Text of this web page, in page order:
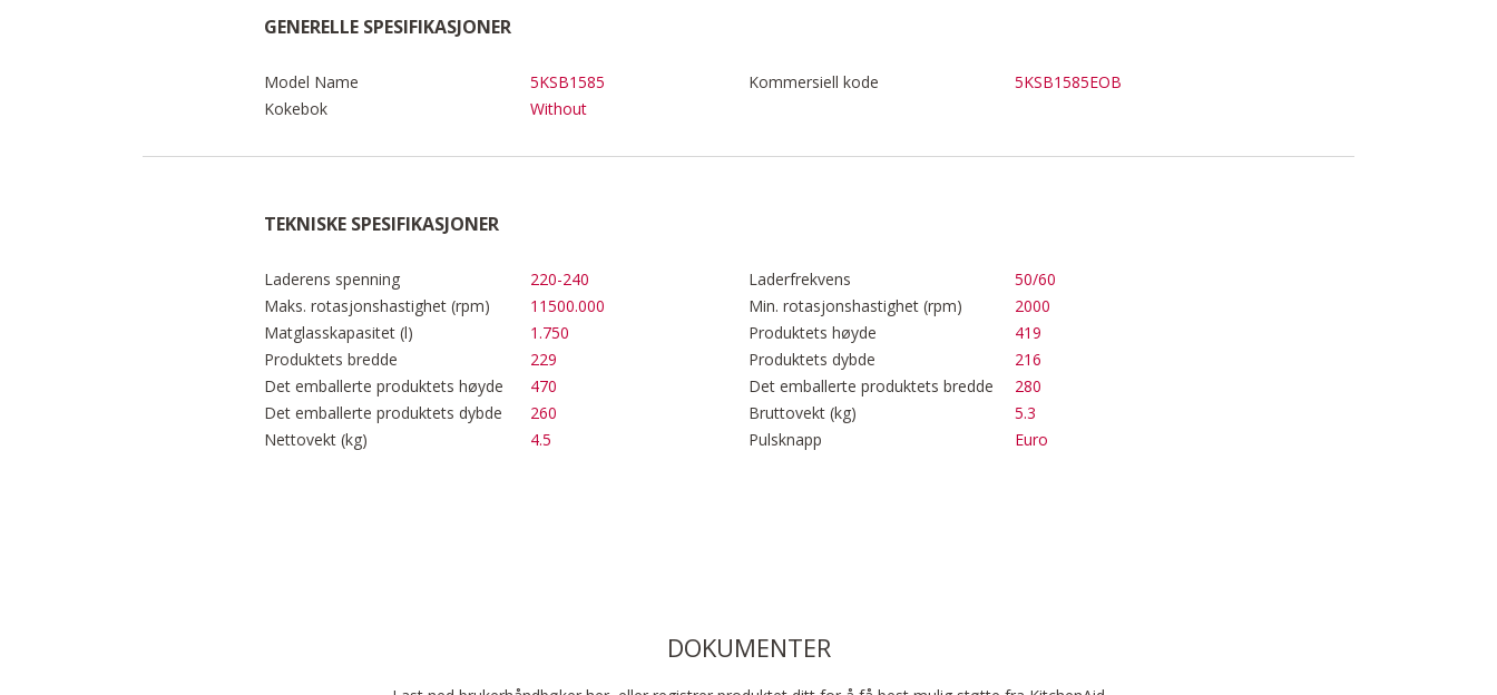
GENERELLE SPESIFIKASJONER
Model Name 5KSB1585 Kommersiell kode
5KSB1585EOB
Kokebok
Without
TEKNISKE SPESIFIKASJONER
Laderens spenning 220-240 Laderfrekvens
50/60
Maks. rotasjonshastighet (rpm)
11500.000 Min. rotasjonshastighet (rpm)
2000
Matglasskapasitet (l)
1.750 Produktets høyde
419
Produktets bredde
229 Produktets dybde
216
Det emballerte produktets høyde
470 Det emballerte produktets bredde
280
Det emballerte produktets dybde
260 Bruttovekt (kg)
5.3
Nettovekt (kg)
4.5 Pulsknapp Euro
DOKUMENTER